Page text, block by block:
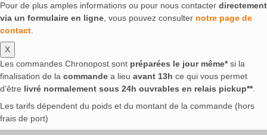
Pour de plus amples informations ou pour nous contacter directement
via un formulaire en ligne, vous pouvez consulter notre page de
contact.
X
Les commandes Chronopost sont préparées le jour même*si la
finalisation de la commande a lieu avant 13h ce qui vous permet
d’être livré normalement sous 24h ouvrables en relais pickup**.
Les tarifs dépendent du poids et du montant de la commande (hors
frais de port)